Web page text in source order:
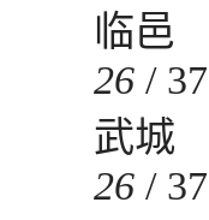
临邑
26 /37
武城
26 /37